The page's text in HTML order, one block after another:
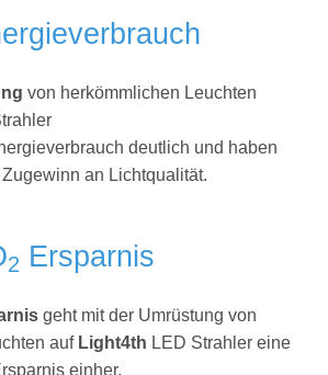
von herkömmlichen Leuchten
deutlich und haben
an Lichtqualität.
2 Ersparnis
geht mit der Umrüstung von
auf Light4th LED Strahler eine
einher.